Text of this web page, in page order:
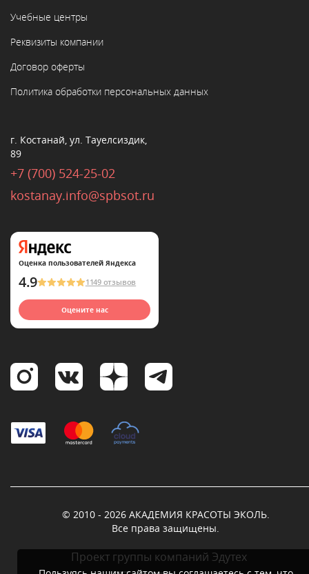
Учебные центры
Реквизиты компании
Договор оферты
Политика обработки персональных данных
г. Костанай, ул. Тауелсиздик,
89
+7 (700) 524-25-02
kostanay.info@spbsot.ru
Оценка пользователей Яндекса
4.9 1149 отзывов
Оцените нас
© 2010 - 2026 АКАДЕМИЯ КРАСОТЫ ЭКОЛЬ.
Все права защищены.
Проект группы компаний Эдутех